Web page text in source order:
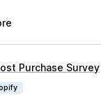
Purchase Survey